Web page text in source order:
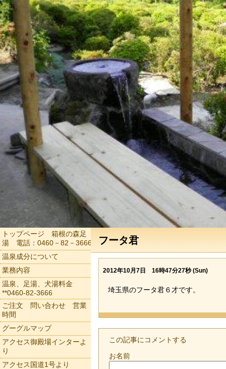
フータ君
2012年10月7日 16時47分27秒 (Sun)
埼玉県のフータ君６才です。
この記事にコメントする
お名前
トップページ 箱根の森足
湯 電話：0460－82－3666
温泉成分について
業務内容
温泉、足湯、犬湯料金
**0460-82-3666
ご注文 問い合わせ 営業
時間
グーグルマップ
アクセス御殿場インターよ
り
アクセス国道1号より